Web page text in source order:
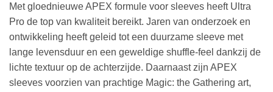
Met gloednieuwe APEX formule voor sleeves heeft Ultra
Pro de top van kwaliteit bereikt. Jaren van onderzoek en
ontwikkeling heeft geleid tot een duurzame sleeve met
lange levensduur en een geweldige shuffle-feel dankzij de
lichte textuur op de achterzijde. Daarnaast zijn APEX
sleeves voorzien van prachtige Magic: the Gathering art,